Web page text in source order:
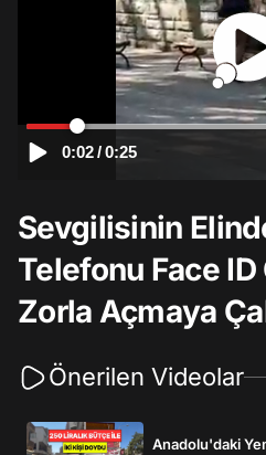
0:02/0:25
Sevgilisinin
Telefonu Face
Zorla Açmaya
Önerilen Videolar
Anadolu'daki